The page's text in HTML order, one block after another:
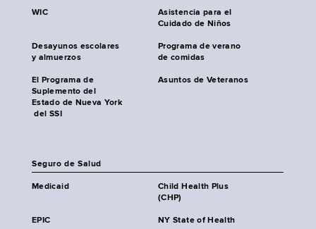
WIC
Asistencia para el
Cuidado de Niños
Desayunos escolares
y almuerzos
Programa de verano
de comidas
El Programa de
Suplemento del
Estado de Nueva York
del SSI
Asuntos de Veteranos
Seguro de Salud
Medicaid
Child Health Plus
(CHP)
EPIC NY State of Health